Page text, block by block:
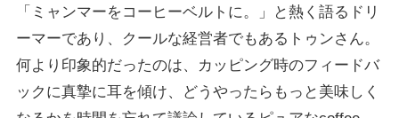
「ミャンマーをコーヒーベルトに。」と熱く語るドリ
ーマーであり、クールな経営者でもあるトゥンさん。
何より印象的だったのは、カッピング時のフィードバ
ックに真摯に耳を傾け、どうやったらもっと美味しく